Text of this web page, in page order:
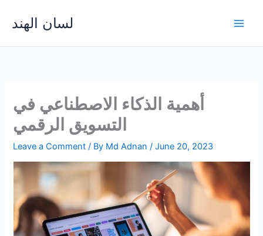
content
لسان الهند
أهمية الذكاء الاصطناعي في
التسويق الرقمي
Leave a Comment / By Md Adnan/June 20, 2023